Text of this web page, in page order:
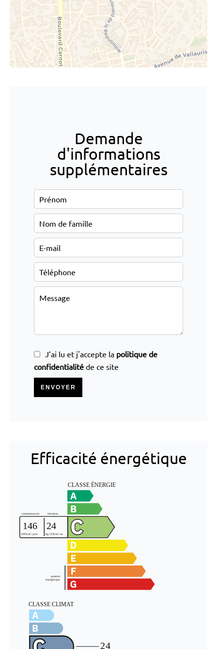
Demande
d'informations
supplémentaires
J’ai lu et j'accepte la politique de
confidentialité de ce site
ENVOYER
Efficacité énergétique